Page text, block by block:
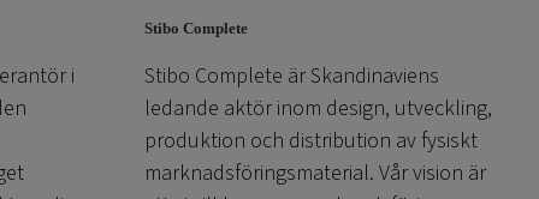
i
Stibo Complete
Stibo Complete är Skandinaviens
ledande aktör inom design, utveckling,
produktion och distribution av fysiskt
marknadsföringsmaterial. Vår vision är